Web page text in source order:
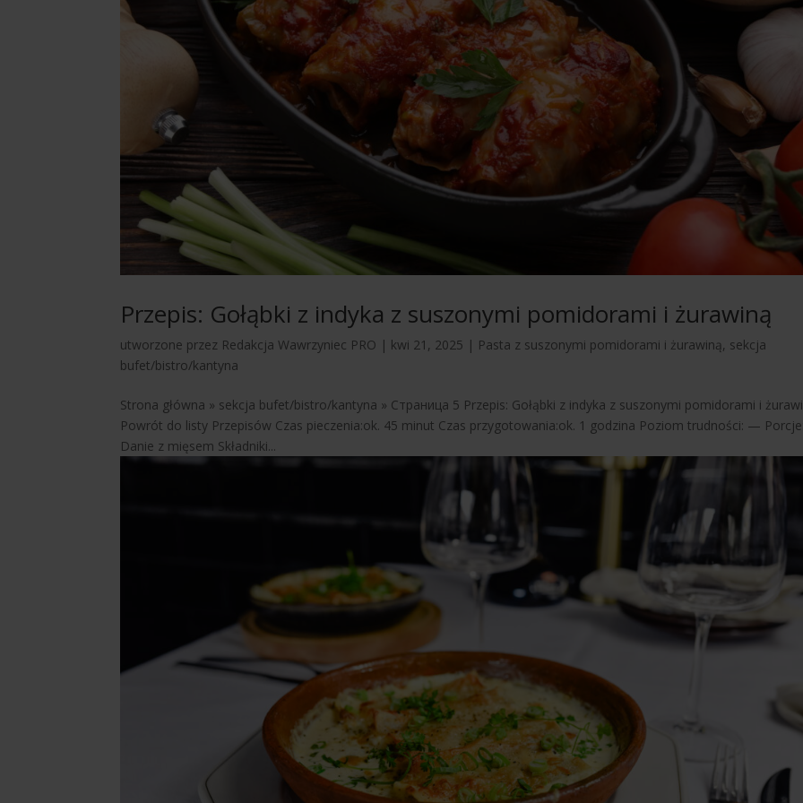
Przepis: Gołąbki z indyka z suszonymi pomidorami i żurawiną
utworzone przez Redakcja Wawrzyniec PRO | kwi 21, 2025 | Pasta z suszonymi pomidorami i żurawiną, sekcja
bufet/bistro/kantyna
Strona główna » sekcja bufet/bistro/kantyna » Страница 5 Przepis: Gołąbki z indyka z suszonymi pomidorami i
Powrót do listy Przepisów Czas pieczenia:ok. 45 minut Czas przygotowania:ok. 1 godzina Poziom trudności: —
Danie z mięsem Składniki...